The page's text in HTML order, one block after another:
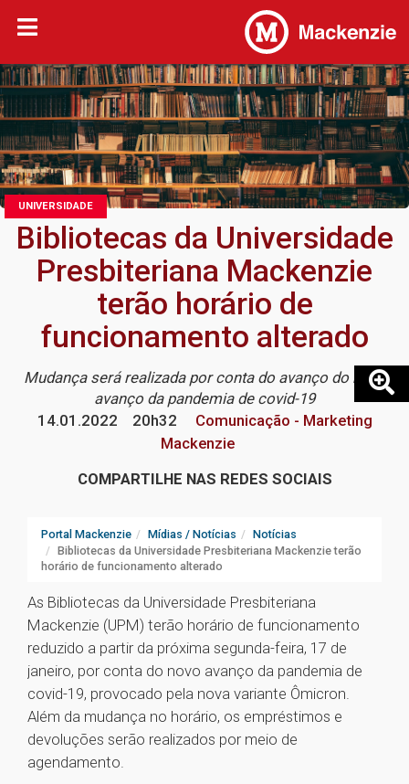
UNIVERSIDADE
Bibliotecas da Universidade
Presbiteriana Mackenzie
terão horário de
funcionamento alterado
Mudança será realizada por conta do avanço do novo
avanço da pandemia de covid-19
14.01.2022
20h32
Comunicação - Marketing
Mackenzie
COMPARTILHE NAS REDES SOCIAIS
Portal Mackenzie Mídias / Notícias
Notícias
Bibliotecas da Universidade Presbiteriana Mackenzie terão
horário de funcionamento alterado
As Bibliotecas da Universidade Presbiteriana
Mackenzie (UPM) terão horário de funcionamento
reduzido a partir da próxima segunda-feira, 17 de
janeiro, por conta do novo avanço da pandemia de
covid-19, provocado pela nova variante Ômicron.
Além da mudança no horário, os empréstimos e
devoluções serão realizados por meio de
agendamento.